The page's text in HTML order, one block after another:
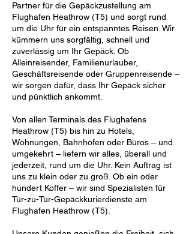
Partner für die Gepäckzustellung am
Flughafen Heathrow (T5) und sorgt rund
um die Uhr für ein entspanntes Reisen. Wir
kümmern uns sorgfältig, schnell und
zuverlässig um Ihr Gepäck. Ob
Alleinreisender, Familienurlauber,
Geschäftsreisende oder Gruppenreisende –
wir sorgen dafür, dass Ihr Gepäck sicher
und pünktlich ankommt.
Von allen Terminals des Flughafens
Heathrow (T5) bis hin zu Hotels,
Wohnungen, Bahnhöfen oder Büros – und
umgekehrt – liefern wir alles, überall und
jederzeit, rund um die Uhr. Kein Auftrag ist
uns zu klein oder zu groß. Ob ein oder
hundert Koffer – wir sind Spezialisten für
Tür-zu-Tür-Gepäckkurierdienste am
Flughafen Heathrow (T5).